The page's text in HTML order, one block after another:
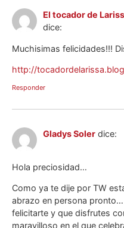
El tocador de
dice:
Muchisimas felicidades!!!
http://
Responder
Gladys Soler dice:
Hola preciosidad…
Como ya te dije por TW
abrazo en persona
felicitarte y que disfrutes
maravilloso en el que